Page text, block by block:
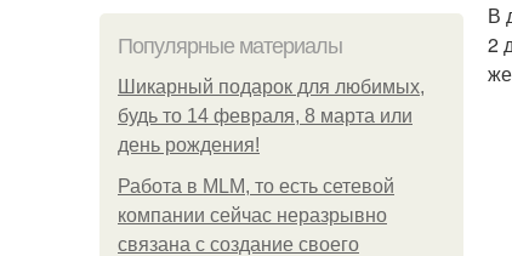
Популярные материалы
Шикарный подарок для любимых,
будь то 14 февраля, 8 марта или
день рождения!
Работа в MLM, то есть сетевой
компании сейчас неразрывно
связана с создание своего
В
2